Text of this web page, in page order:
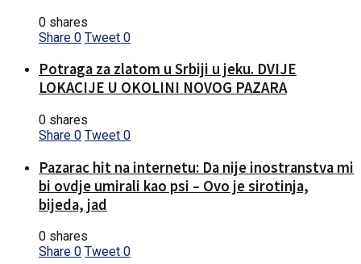
0 shares
Share 0 Tweet 0
Potraga za zlatom u Srbiji u jeku. DVIJE
LOKACIJE U OKOLINI NOVOG PAZARA
0 shares
Share 0 Tweet 0
Pazarac hit na internetu: Da nije inostranstva mi
bi ovdje umirali kao psi – Ovo je sirotinja,
bijeda, jad
0 shares
Share 0 Tweet 0